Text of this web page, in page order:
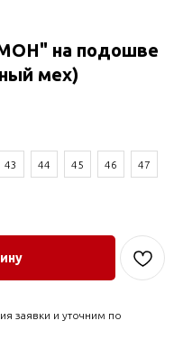
на подошве
мех)
43 44 45 46 47
заявки и уточним по